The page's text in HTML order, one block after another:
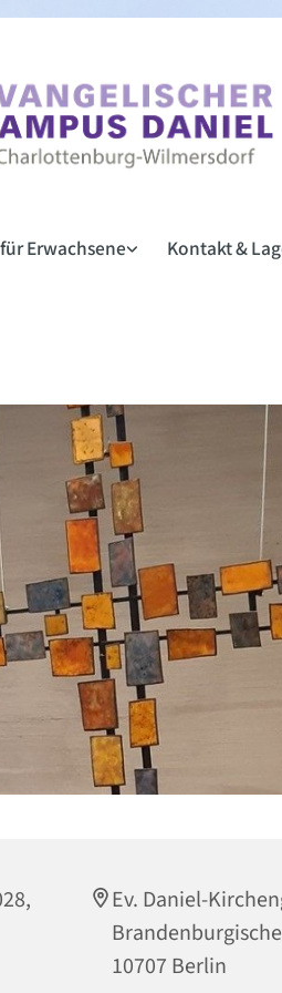
für Erwachsene Kontakt &
Ev. Daniel-
10707 Berlin